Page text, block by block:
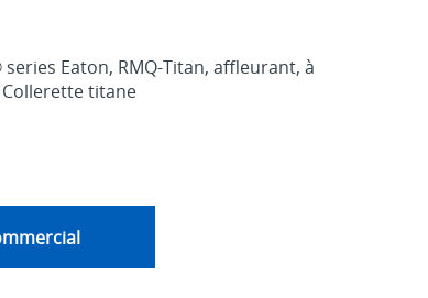
Eaton, RMQ-Titan, affleurant, à
titane